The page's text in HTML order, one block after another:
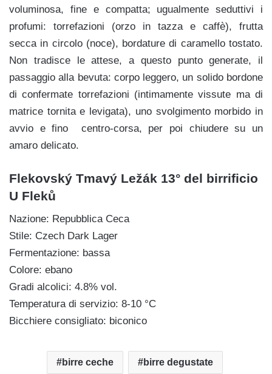
voluminosa, fine e compatta; ugualmente seduttivi i
profumi: torrefazioni (orzo in tazza e caffè), frutta
secca in circolo (noce), bordature di caramello tostato.
Non tradisce le attese, a questo punto generate, il
passaggio alla bevuta: corpo leggero, un solido bordone
di confermate torrefazioni (intimamente vissute ma di
matrice tornita e levigata), uno svolgimento morbido in
avvio e fino centro-corsa, per poi chiudere su un
amaro delicato.
Flekovský Tmavý Ležák 13° del birrificio
U Fleků
Nazione: Repubblica Ceca
Stile: Czech Dark Lager
Fermentazione: bassa
Colore: ebano
Gradi alcolici: 4.8% vol.
Temperatura di servizio: 8-10 °C
Bicchiere consigliato: biconico
birre ceche birre degustate